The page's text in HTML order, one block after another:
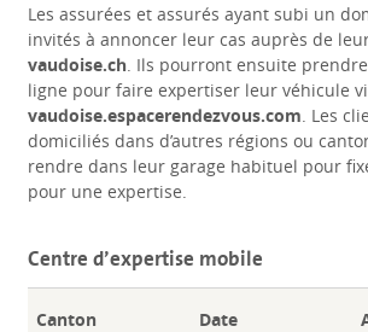
Les assurées et assurés ayant subi un
invités à annoncer leur cas auprès de
vaudoise.ch. Ils pourront ensuite
ligne pour faire expertiser leur véhicule
vaudoise.espacerendezvous.com. Les
domiciliés dans d’autres régions ou
rendre dans leur garage habituel pour
pour une expertise.
Centre d’expertise mobile
Canton Date